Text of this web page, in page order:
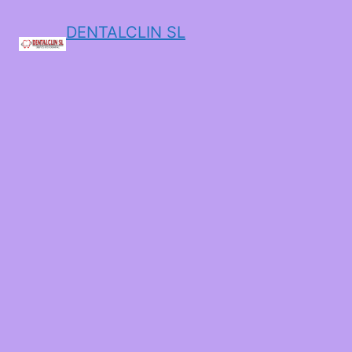
DENTALCLIN SL